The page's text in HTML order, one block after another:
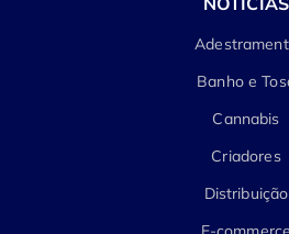
Banho e
Cannabis
Criadores
Distribuição